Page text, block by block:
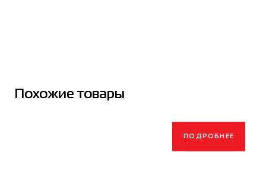
Похожие товары
ПОДРОБНЕЕ